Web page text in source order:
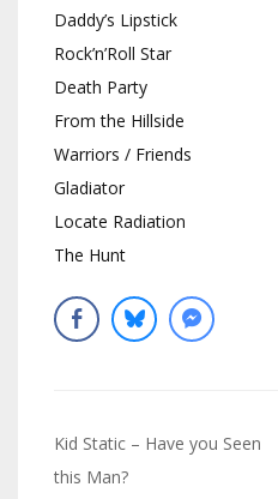
Daddy’s Lipstick
Rock’n’Roll Star
Death Party
From the Hillside
Warriors / Friends
Gladiator
Locate Radiation
The Hunt
Navigation
de
Kid Static – Have you Seen
this Man?